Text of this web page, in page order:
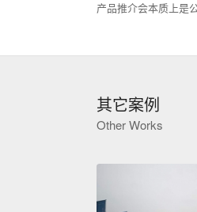
产品推介会本质上是‌
其它案例
Other Works